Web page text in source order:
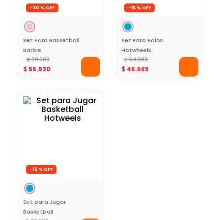
-30 %
Set Para Basketball
Barbie
$ 79.900
$ 55.930
-15 %
Set Para Bolos
Hotwheels
$ 54.900
$ 46.665
-15 %
Set para Jugar
Basketball